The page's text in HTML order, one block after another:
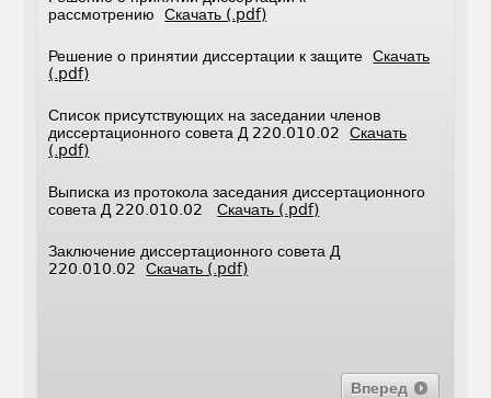
рассмотрениюСкачать (.pdf)
Решение о принятии диссертации к защитеСкачать
(.pdf)
Список присутствующих на заседании членов
диссертационного совета Д 220.010.02Скачать
(.pdf)
Выписка из протокола заседания диссертационного
совета Д 220.010.02Скачать (.pdf)
Заключение диссертационного совета Д
220.010.02Скачать (.pdf)
Вперед